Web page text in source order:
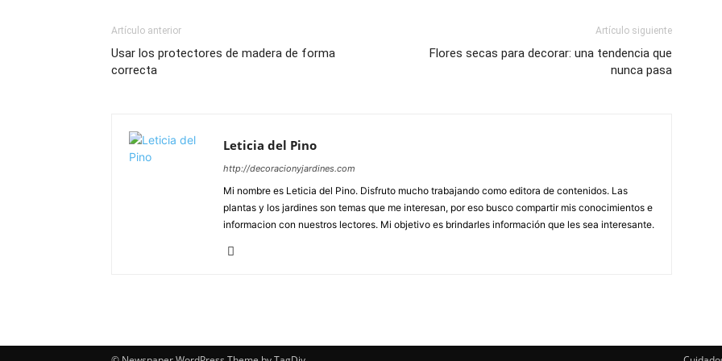
Artículo anterior
Usar los protectores de madera de forma
correcta
Artículo siguiente
Flores secas para decorar: una tendencia que
nunca pasa
Leticia del Pino
http://decoracionyjardines.com
Mi nombre es Leticia del Pino. Disfruto mucho trabajando como editora de contenidos. Las
plantas y los jardines son temas que me interesan, por eso busco compartir mis conocimientos e
informacion con nuestros lectores. Mi objetivo es brindarles información que les sea interesante.